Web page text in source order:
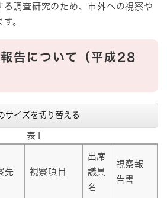
調査研究のため、市外への視察や
。
告について（平成28
サイズを切り替える
表1
先 視察項目
出席
議員
名
視察報
告書